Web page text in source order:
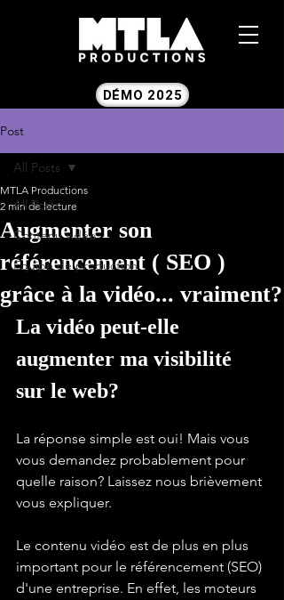
DÉMO 2025
Post
All Posts
Contenu vidéo
Équipe de production
All Posts
Augmenter son
référencement ( SEO )
grâce à la vidéo... vraiment?
MTLA Productions
2 min de lecture
La vidéo peut-elle
augmenter ma visibilité
sur le web?
La réponse simple est oui! Mais vous
vous demandez probablement pour
quelle raison? Laissez nous brièvement
vous expliquer.
Le contenu vidéo est de plus en plus
important pour le référencement (SEO)
d'une entreprise. En effet, les moteurs